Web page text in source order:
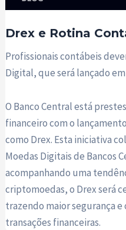
Drex e Rotina
Profissionais contábeis
Digital, que será lançado em
O Banco Central está
financeiro com o
como Drex. Esta iniciativa
Moedas Digitais de Bancos
acompanhando uma
criptomoedas, o Drex será
trazendo maior segurança
transações financeiras.